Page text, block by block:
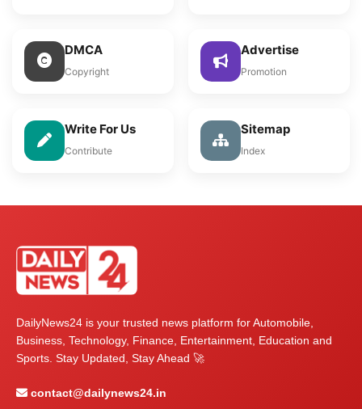
DMCA
Copyright
Advertise
Promotion
Write For Us
Contribute
Sitemap
Index
DailyNews24 is your trusted news platform for Automobile,
Business, Technology, Finance, Entertainment, Education and
Sports. Stay Updated, Stay Ahead 🚀
contact@dailynews24.in